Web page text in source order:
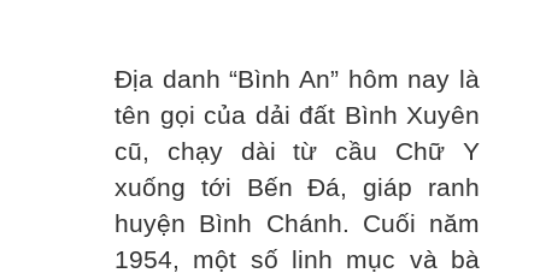
Địa danh “Bình An” hôm nay là
tên gọi của dải đất Bình Xuyên
cũ, chạy dài từ cầu Chữ Y
xuống tới Bến Đá, giáp ranh
huyện Bình Chánh. Cuối năm
1954, một số linh mục và bà